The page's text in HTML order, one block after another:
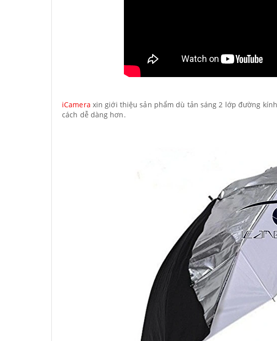
iCamera xin giới thiệu sản phẩm dù tản sáng 2 lớp đường
cách dễ dàng hơn.